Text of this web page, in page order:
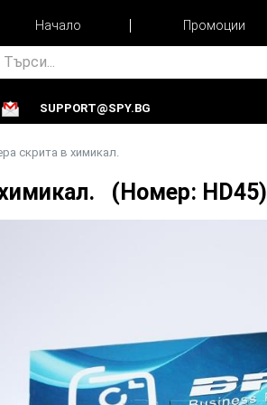
Начало Промоции
Search
SUPPORT@SPY.BG
скрита в химикал.
(Номер: HD45)